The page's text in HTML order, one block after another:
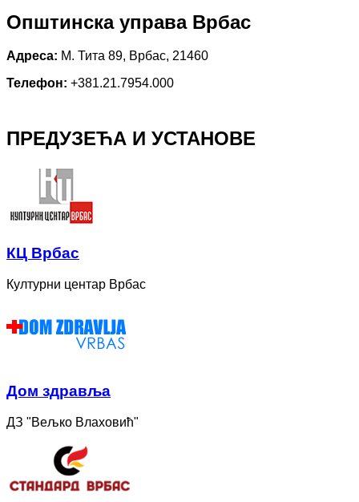
Општинска управа Врбас
Адреса: М. Тита 89, Врбас, 21460
Телефон: +381.21.7954.000
ПРЕДУЗЕЋА И УСТАНОВЕ
КЦ Врбас
Културни центар Врбас
Дом здравља
ДЗ "Вељко Влаховић"